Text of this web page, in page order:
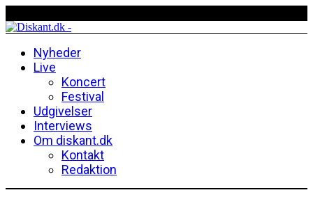
Nyheder
Live
Koncert
Festival
Udgivelser
Interviews
Om diskant.dk
Kontakt
Redaktion